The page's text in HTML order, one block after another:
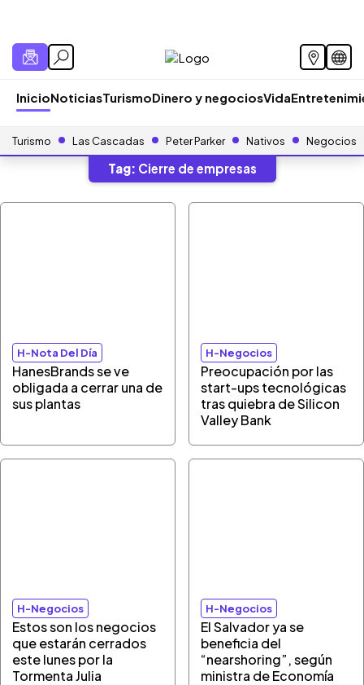
InicioNoticiasTurismoDinero y negociosVida
Turismo Las Cascadas Peter Parker Nativos Negocios
Tag: Cierre de empresas
H-Nota Del Día
HanesBrands se ve
obligada a cerrar una de
sus plantas
H-Negocios
Preocupación por las
start-ups tecnológicas
tras quiebra de Silicon
Valley Bank
H-Negocios
Estos son los negocios
que estarán cerrados
este lunes por la
Tormenta Julia
H-Negocios
El Salvador ya se
beneficia del
“nearshoring”, según
ministra de Economía